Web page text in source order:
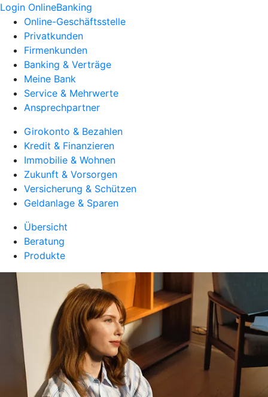
Login OnlineBanking
Online-Geschäftsstelle
Privatkunden
Firmenkunden
Banking & Verträge
Meine Bank
Service & Mehrwerte
Ansprechpartner
Girokonto & Bezahlen
Kredit & Finanzieren
Immobilie & Wohnen
Zukunft & Vorsorgen
Versicherung & Schützen
Geldanlage & Sparen
Übersicht
Beratung
Produkte